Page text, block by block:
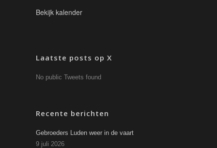
Bekijk kalender
Laatste posts op X
No public Tweets found
Recente berichten
Gebroeders Luden weer in de vaart
9 juli 2026